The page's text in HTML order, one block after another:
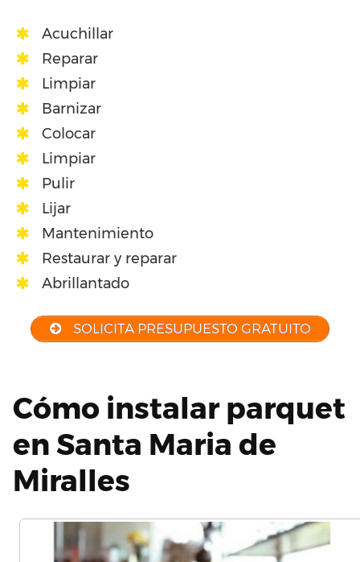
Acuchillar
Reparar
Limpiar
Barnizar
Colocar
Limpiar
Pulir
Lijar
Mantenimiento
Restaurar y reparar
Abrillantado
SOLICITA PRESUPUESTO GRATUITO
Cómo instalar parquet
en Santa Maria de
Miralles